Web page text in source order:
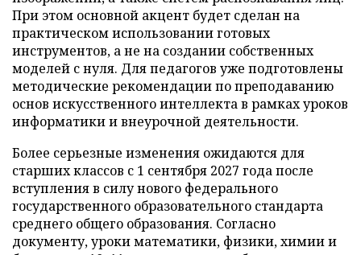
При этом основной акцент будет сделан на
практическом использовании готовых
инструментов, а не на создании собственных
моделей с нуля. Для педагогов уже подготовлены
методические рекомендации по преподаванию
основ искусственного интеллекта в рамках уроков
информатики и внеурочной деятельности.
Более серьезные изменения ожидаются для
старших классов с 1 сентября 2027 года после
вступления в силу нового федерального
государственного образовательного стандарта
среднего общего образования. Согласно
документу, уроки математики, физики, химии и